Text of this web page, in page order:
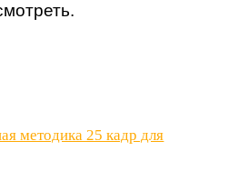
методика 25 кадр для